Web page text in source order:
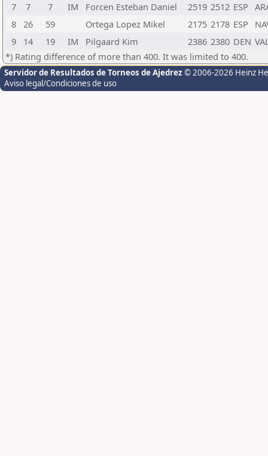
7
7 7 IM Forcen Esteban Daniel 2519 2512 ESP
8 26 59 Ortega Lopez Mikel 2175 2178 ESP
9
14 19 IM Pilgaard Kim 2386 2380 DEN
*) Rating difference of more than 400. It was limited to 400.
Servidor de Resultados de Torneos de Ajedrez © 2006-2026 Heinz
Aviso legal/Condiciones de uso